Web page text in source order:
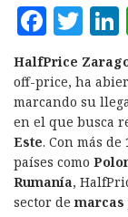
F
a
c
e
b
o
o
T
w
it
te
r
HalfPrice
off-price, ha
marcando su
en el que busca
Este. Con más de
países como
Rumanía,
sector de